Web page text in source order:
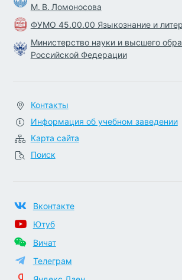
М. В. Ломоносова
ФУМО 45.00.00 Языкознание и
Министерство науки и высшего
Российской Федерации
Контакты
Информация об учебном заведении
Карта сайта
Поиск
Вконтакте
Ютуб
Вичат
Телеграм